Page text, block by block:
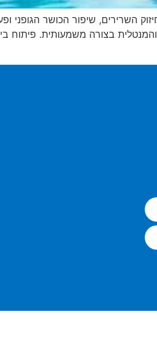
השרירים, שיפור הכושר הגופני
בצורה משמעותית. פיתוח